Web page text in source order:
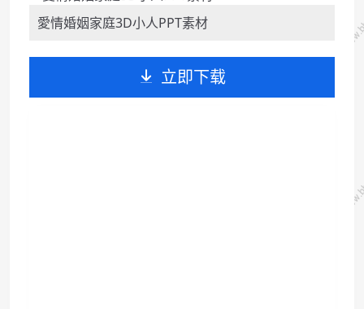
愛情婚姻家庭3D小人PPT素材
立即下载